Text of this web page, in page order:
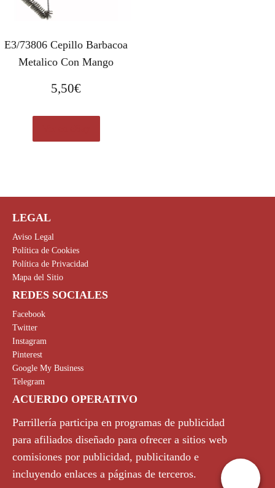
E3/73806 Cepillo Barbacoa
Metalico Con Mango
5,50€
LEGAL
Aviso Legal
Política de Cookies
Política de Privacidad
Mapa del Sitio
REDES SOCIALES
Facebook
Twitter
Instagram
Pinterest
Google My Business
Telegram
ACUERDO OPERATIVO
Parrillería participa en programas de publicidad
para afiliados diseñado para ofrecer a sitios web
comisiones por publicidad, publicitando e
incluyendo enlaces a páginas de terceros.